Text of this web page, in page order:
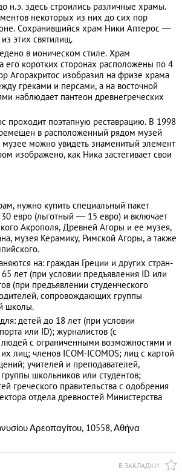
н.э. здесь строились различные храмы.
некоторых из них до сих пор
Сохранившийся храм Ники Аптерос ―
этих святилищ.
в ионическом стиле. Храм
его коротких сторонах расположены по 4
Агоракритос изобразил на фризе храма
греками и персами, а на восточной
наблюдает пантеон древнегреческих
проходит поэтапную реставрацию. В 1998
в расположенный рядом музей
музее можно увидеть знаменитый элемент
изображено, как Ника застегивает свои
нужно купить специальный пакет
30 евро (льготный — 15 евро) и включает
Акрополя, Древней Агоры и ее музея,
музея Керамику, Римской Агоры, а также
на: граждан Греции и других стран-
лет (при условии предъявления ID или
(при предъявлении студенческого
сопровождающих группы
школы.
детей до 18 лет (при условии
или ID); журналистов (с
с ограниченными возможностями и
лиц; членов ICOM-ICOMOS; лиц с картой
учителей и преподавателей,
школьников или студентов;
греческого правительства с одобрения
отдела древностей Министерства
Αρεοπαγίτου, 10558, Αθήνα
В ЗАКЛАДКИ